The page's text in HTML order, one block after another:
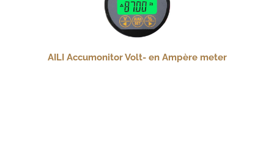
AILI Accumonitor Volt- en Ampère meter